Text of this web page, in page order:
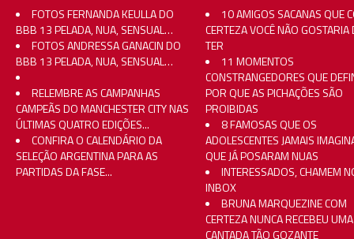
FOTOS FERNANDA KEULLA DO
BBB 13 PELADA, NUA, SENSUAL…
FOTOS ANDRESSA GANACIN DO
BBB 13 PELADA, NUA, SENSUAL…
RELEMBRE AS CAMPANHAS
CAMPEÃS DO MANCHESTER CITY NAS
ÚLTIMAS QUATRO EDIÇÕES...
CONFIRA O CALENDÁRIO DA
SELEÇÃO ARGENTINA PARA AS
PARTIDAS DA FASE...
10 AMIGOS SACANAS QUE
CERTEZA VOCÊ NÃO GOSTARIA
TER
11 MOMENTOS
CONSTRANGEDORES QUE
POR QUE AS PICHAÇÕES SÃO
PROIBIDAS
8 FAMOSAS QUE OS
ADOLESCENTES JAMAIS
QUE JÁ POSARAM NUAS
INTERESSADOS, CHAMEM
INBOX
BRUNA MARQUEZINE COM
CERTEZA NUNCA RECEBEU UMA
CANTADA TÃO GOZANTE